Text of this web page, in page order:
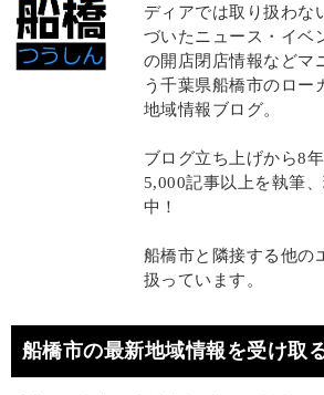
ディアでは取り扱わな
づいたニュース・イベ
の開店閉店情報などマ
う千葉県船橋市のロー
地域情報ブログ。
ブログ立ち上げから8
5,000記事以上を執筆
中！
船橋市と隣接する他の
扱っています。
船橋市の最新地域情報を受け取